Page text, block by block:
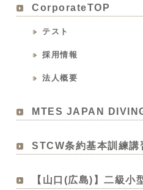
CorporateTOP
テスト
採用情報
法人概要
MTES JAPAN
STCW条約基本訓練講
【山口(広島)】二級小